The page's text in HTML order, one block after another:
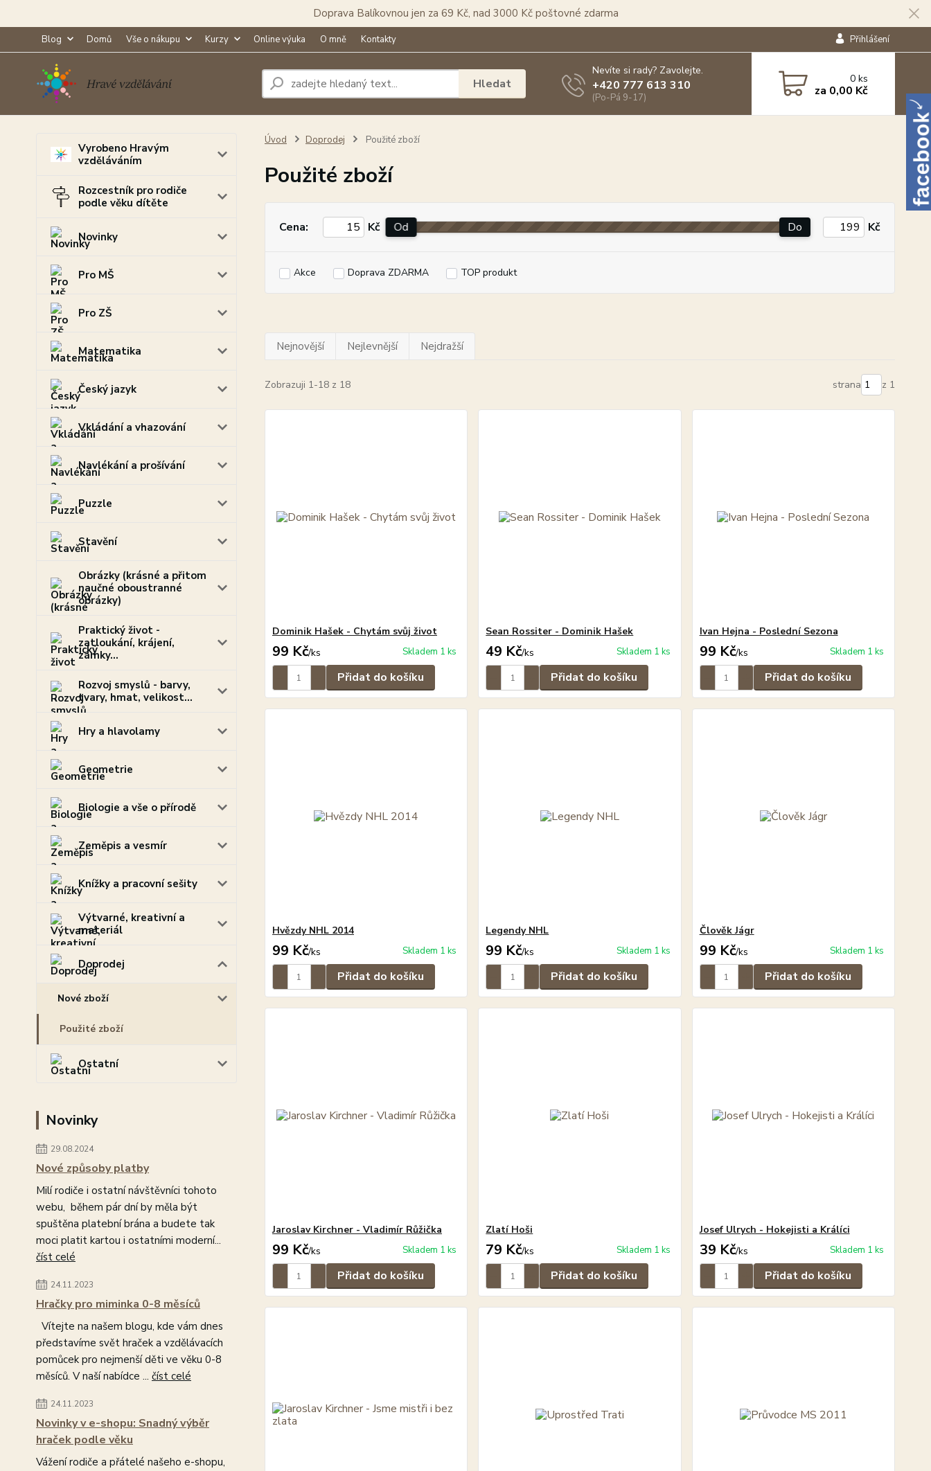
Doprava Balíkovnou jen za 69 Kč, nad 3000 Kč poštovné zdarma
Blog Domů Vše o nákupu Kurzy Online výuka O mně Kontakty Přihlášení
Hledat
Nevíte si rady? Zavolejte.
+420 777 613 310
(Po-Pá 9-17)
0ks
za 0,00 Kč
Vyrobeno Hravým
vzděláváním
Rozcestník pro rodiče
podle věku dítěte
Novinky
Pro MŠ
Pro ZŠ
Matematika
Český jazyk
Vkládání a vhazování
Navlékání a prošívání
Puzzle
Stavění
Obrázky (krásné a přitom
naučné oboustranné
obrázky)
Praktický život -
zatloukání, krájení,
zámky...
Rozvoj smyslů - barvy,
tvary, hmat, velikost...
Hry a hlavolamy
Geometrie
Biologie a vše o přírodě
Zeměpis a vesmír
Knížky a pracovní sešity
Výtvarné, kreativní a
materiál
Doprodej
Nové zboží
Použité zboží
Ostatní
Novinky
29.08.2024
Nové způsoby platby
Milí rodiče i ostatní návštěvníci tohoto
webu, během pár dní by měla být
spuštěna platební brána a budete tak
moci platit kartou i ostatními moderní...
číst celé
24.11.2023
Hračky pro miminka 0-8 měsíců
Vítejte na našem blogu, kde vám dnes
představíme svět hraček a vzdělávacích
pomůcek pro nejmenší děti ve věku 0-8
měsíců. V naší nabídce ... číst celé
24.11.2023
Novinky v e-shopu: Snadný výběr
hraček podle věku
Vážení rodiče a přátelé našeho e-shopu,
Úvod Doprodej Použité zboží
Použité zboží
Cena: Kč Od Do Kč
Akce Doprava ZDARMA TOP produkt
Nejnovější Nejlevnější Nejdražší
Zobrazuji 1-18 z 18 strana z 1
Dominik Hašek - Chytám svůj život
99 Kč/ks Skladem 1 ks
Přidat do košíku
Sean Rossiter - Dominik Hašek
49 Kč/ks Skladem 1 ks
Přidat do košíku
Ivan Hejna - Poslední Sezona
99 Kč/ks Skladem 1 ks
Přidat do košíku
Hvězdy NHL 2014
99 Kč/ks Skladem 1 ks
Přidat do košíku
Legendy NHL
99 Kč/ks Skladem 1 ks
Přidat do košíku
Člověk Jágr
99 Kč/ks Skladem 1 ks
Přidat do košíku
Jaroslav Kirchner - Vladimír Růžička
99 Kč/ks Skladem 1 ks
Přidat do košíku
Zlatí Hoši
79 Kč/ks Skladem 1 ks
Přidat do košíku
Josef Ulrych - Hokejisti a Králíci
39 Kč/ks Skladem 1 ks
Přidat do košíku